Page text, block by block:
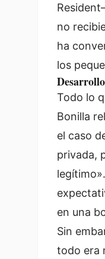
Resident
no
ha
los
Desarrollo
Todo lo
Bonilla
el caso
privada,
en una
Sin
todo era